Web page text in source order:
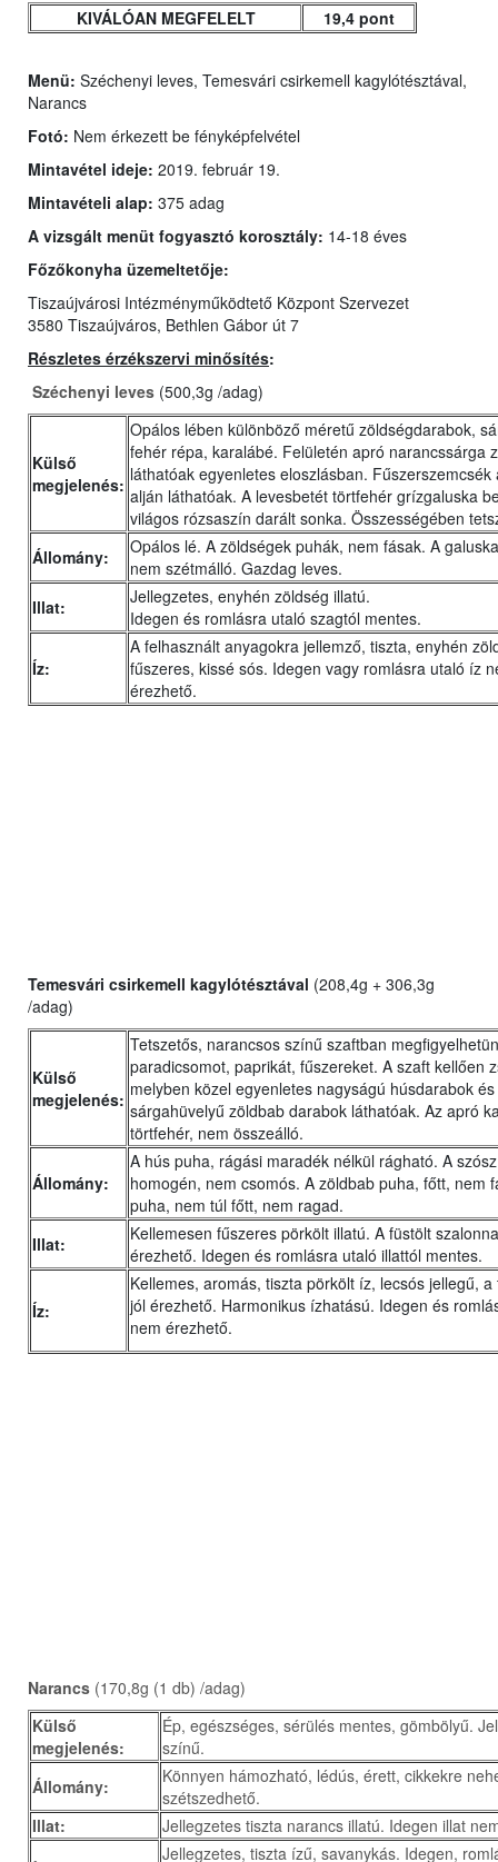
KIVÁLÓAN MEGFELELT
19,4 pont
Menü: Széchenyi leves, Temesvári csirkemell kagylótésztával,
Narancs
Fotó: Nem érkezett be fényképfelvétel
Mintavétel ideje: 2019. február 19.
Mintavételi alap: 375 adag
A vizsgált menüt fogyasztó korosztály: 14-18 éves
Főzőkonyha üzemeltetője:
Tiszaújvárosi Intézményműködtető Központ Szervezet
3580 Tiszaújváros, Bethlen Gábor út 7
Részletes érzékszervi minősítés:
Széchenyi leves (500,3g /adag)
Külső
megjelenés:
Opálos lében különböző méretű zöldségdarabok,
fehér répa, karalábé. Felületén apró narancssárga
láthatóak egyenletes eloszlásban. Fűszerszemcsék
alján láthatóak. A levesbetét törtfehér grízgaluska
világos rózsaszín darált sonka. Összességében
Állomány:
Opálos lé. A zöldségek puhák, nem fásak. A
nem szétmálló. Gazdag leves.
Illat:
Jellegzetes, enyhén zöldség illatú.
Idegen és romlásra utaló szagtól mentes.
Íz:
A felhasznált anyagokra jellemző, tiszta, enyhén
fűszeres, kissé sós. Idegen vagy romlásra utaló íz
érezhető.
Temesvári csirkemell kagylótésztával (208,4g + 306,3g
/adag)
Külső
megjelenés:
Tetszetős, narancsos színű szaftban
paradicsomot, paprikát, fűszereket. A szaft kellően
melyben közel egyenletes nagyságú húsdarabok és
sárgahüvelyű zöldbab darabok láthatóak. Az apró
törtfehér, nem összeálló.
Állomány:
A hús puha, rágási maradék nélkül rágható. A
homogén, nem csomós. A zöldbab puha, főtt, nem
puha, nem túl főtt, nem ragad.
Illat:
Kellemesen fűszeres pörkölt illatú. A füstölt
érezhető. Idegen és romlásra utaló illattól mentes.
Íz:
Kellemes, aromás, tiszta pörkölt íz, lecsós jellegű,
jól érezhető. Harmonikus ízhatású. Idegen és
nem érezhető.
Narancs (170,8g (1 db) /adag)
Külső
megjelenés:
Ép, egészséges, sérülés mentes, gömbölyű.
színű.
Állomány:
Könnyen hámozható, lédús, érett, cikkekre
szétszedhető.
Illat:
Jellegzetes tiszta narancs illatú. Idegen illat
Jellegzetes, tiszta ízű, savanykás. Idegen,